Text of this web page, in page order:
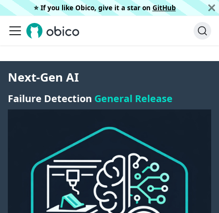
⭐️ If you like Obico, give it a star on GitHub
Next-Gen AI
Failure Detection General Release